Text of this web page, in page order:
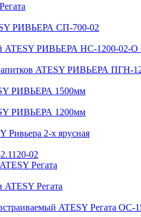
РИВЬЕРА СП-700-02
ATESY РИВЬЕРА НС-1200-02-О
ATESY РИВЬЕРА ПГН-
РИВЬЕРА 1500мм
РИВЬЕРА 1200мм
Ривьера 2-х ярусная
02
Регата
ATESY Регата
ATESY Регата ОС-